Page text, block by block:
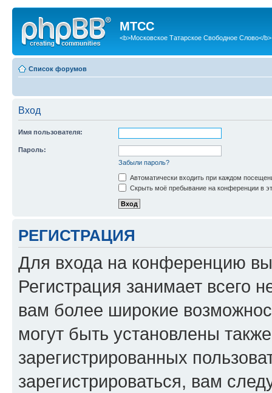
МТСС
<b>Московское Татарское Свободное Слово</b>
Список форумов
Вход
Имя пользователя:
Пароль:
Забыли пароль?
Автоматически входить при каждом
Скрыть моё пребывание на конференции в
РЕГИСТРАЦИЯ
Для входа на конференцию
Регистрация занимает всего
вам более широкие
могут быть установлены
зарегистрированных
зарегистрироваться, вам